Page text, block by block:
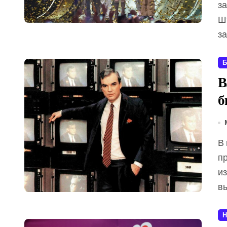
В мае 2026 года информационное и культурное